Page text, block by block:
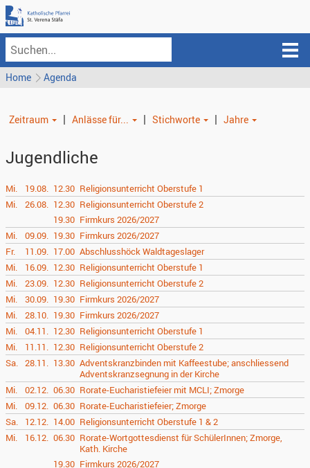
Home Agenda
Zeitraum | Anlässe für... | Stichworte | Jahre
Jugendliche
Mi. 19.08. 12.30 Religionsunterricht Oberstufe 1
Mi.
26.08. 12.30 Religionsunterricht Oberstufe 2
19.30 Firmkurs 2026/2027
Mi.
09.09. 19.30 Firmkurs 2026/2027
Fr.
11.09. 17.00 Abschlusshöck Waldtageslager
Mi.
16.09. 12.30 Religionsunterricht Oberstufe 1
Mi.
23.09. 12.30 Religionsunterricht Oberstufe 2
Mi.
30.09. 19.30 Firmkurs 2026/2027
Mi.
28.10. 19.30 Firmkurs 2026/2027
Mi.
04.11. 12.30 Religionsunterricht Oberstufe 1
Mi.
11.11. 12.30 Religionsunterricht Oberstufe 2
Sa. 28.11. 13.30 Adventskranzbinden mit Kaffeestube; anschliessend
Adventskranzsegnung in der Kirche
Mi.
02.12. 06.30 Rorate-Eucharistiefeier mit MCLI; Zmorge
Mi.
09.12. 06.30 Rorate-Eucharistiefeier; Zmorge
Sa.
12.12. 14.00 Religionsunterricht Oberstufe 1 & 2
Mi.
16.12. 06.30 Rorate-Wortgottesdienst für SchülerInnen; Zmorge,
Kath. Kirche
19.30 Firmkurs 2026/2027